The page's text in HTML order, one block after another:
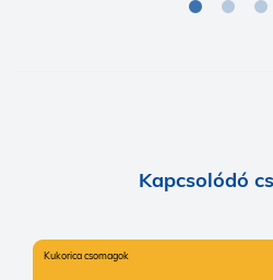
Kapcsolódó
Kukorica csomagok